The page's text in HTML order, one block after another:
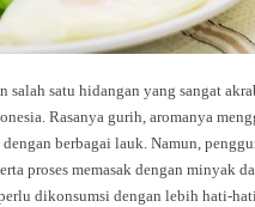
salah satu hidangan yang sangat
Rasanya gurih, aromanya
berbagai lauk. Namun,
proses memasak dengan minyak
dikonsumsi dengan lebih hati-